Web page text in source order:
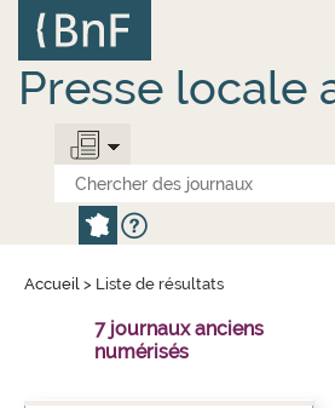
contenu
principal
Presse locale
Accueil > Liste de résultats
7 journaux anciens
numérisés
Panneau de gestion des cookies